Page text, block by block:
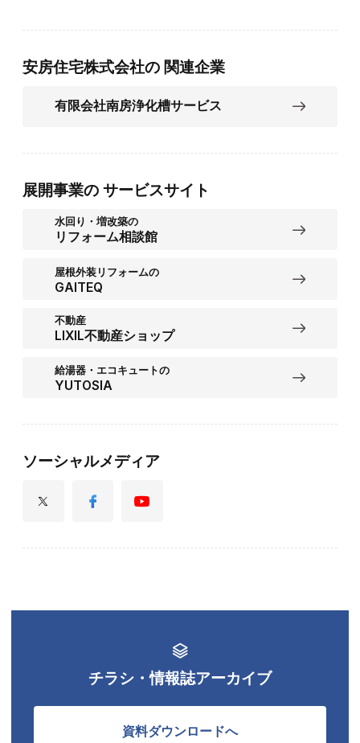
安房住宅株式会社の 関連企業
有限会社南房浄化槽サービス
展開事業の サービスサイト
水回り・増改築の
リフォーム相談館
屋根外装リフォームの
GAITEQ
不動産
LIXIL不動産ショップ
給湯器・エコキュートの
YUTOSIA
ソーシャルメディア
チラシ・情報誌アーカイブ
資料ダウンロードへ